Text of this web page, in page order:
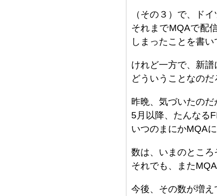
（その３）で、ド
それまでMQAで配
しまったことを書
けれど一方で、新
どういうことなの
昨晩、気づいたの
5月以降、たんなる
いつのまにかMQA
数は、いまのとこ
それでも、また
今後、その数が増